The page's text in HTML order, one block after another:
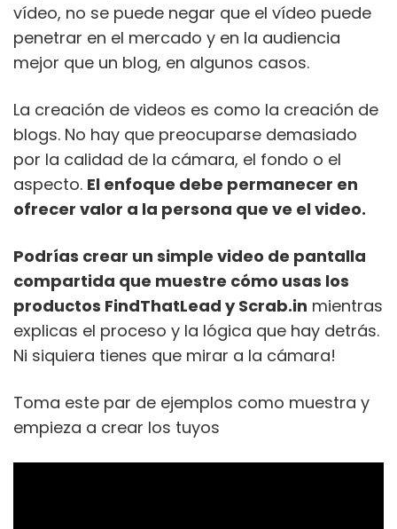
vídeo, no se puede negar que el vídeo puede
penetrar en el mercado y en la audiencia
mejor que un blog, en algunos casos.
La creación de videos es como la creación de
blogs. No hay que preocuparse demasiado
por la calidad de la cámara, el fondo o el
aspecto. El enfoque debe permanecer en
ofrecer valor a la persona que ve el video.
Podrías crear un simple video de pantalla
compartida que muestre cómo usas los
productos FindThatLead y Scrab.in mientras
explicas el proceso y la lógica que hay detrás.
Ni siquiera tienes que mirar a la cámara!
Toma este par de ejemplos como muestra y
empieza a crear los tuyos